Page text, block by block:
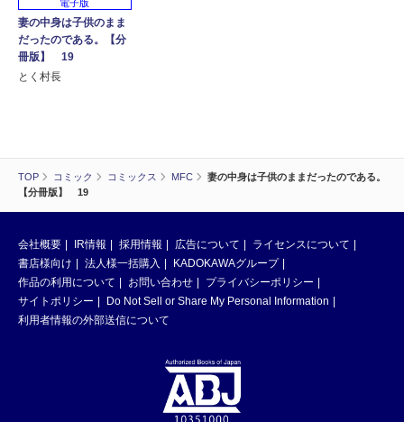
TOP コミック コミックス MFC
妻の中身は子供のままだったのである。
【分冊版】 19
電子版
妻の中身は子供のまま
だったのである。【分
冊版】 19
とく村長
会社概要 IR情報 採用情報 広告について
ライセンスについて
書店様向け
法人様一括購入
KADOKAWAグループ
作品の利用について
お問い合わせ
プライバシーポリシー
サイトポリシー
Do Not Sell or Share My Personal Information
利用者情報の外部送信について